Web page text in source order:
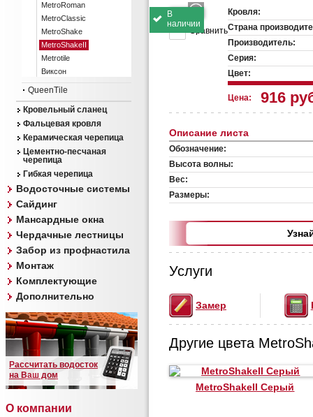
MetroRoman
MetroClassic
MetroShake
MetroShakeII
Metrotile
Виксон
QueenTile
Кровельный сланец
Фальцевая кровля
Керамическая черепица
Цементно-песчаная
черепица
Гибкая черепица
Водосточные системы
Сайдинг
Мансардные окна
Чердачные лестницы
Забор из профнастила
Монтаж
Комплектующие
Дополнительно
Рассчитать водосток
на Ваш дом
О компании
В
наличии
Сравнить
Кровля:
Страна
Производитель:
Серия:
Цвет:
Цена: 916
Описание листа
Обозначение:
Высота волны:
Вес:
Размеры:
Услуги
Замер
Другие цвета
MetroShakeII Серый